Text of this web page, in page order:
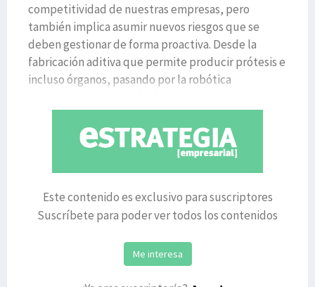
competitividad de nuestras empresas, pero
también implica asumir nuevos riesgos que se
deben gestionar de forma proactiva. Desde la
fabricación aditiva que permite producir prótesis e
incluso órganos, pasando por la robótica
Este contenido es exclusivo para suscriptores
Suscríbete para poder ver todos los contenidos
Me interesa